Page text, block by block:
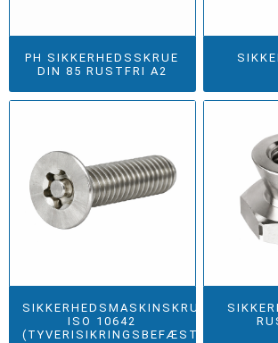
PH SIKKERHEDSSKRUE
DIN 85 RUSTFRI A2
SIKKERHEDSMASKINSKRUE
ISO 10642
(TYVERISIKRINGSBEFÆSTIGELSE)